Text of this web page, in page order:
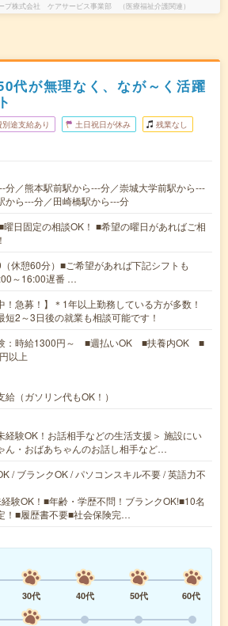
プ株式会社 ケアサービス事業部 （医療福祉介護関連）
が無理なく、なが～く活躍
別途支給あり 土日祝日が休み 残業なし
分／熊本駅前駅から---分／崇城大学前駅から---
から---分／田崎橋駅から---分
曜日固定の相談OK！ ■希望の曜日があればご相
休憩60分）■ご希望があれば下記シフトも
～16:00遅番 …
！急募！】＊1年以上勤務している方が多数！
短2～3日後の就業も相談可能です！
：時給1300円～ ■週払いOK ■扶養内OK ■
以上
給（ガソリン代もOK！）
経験OK！お話相手などの生活支援＞ 施設にい
ん・おばあちゃんのお話し相手など…
/ ブランクOK / パソコンスキル不要 / 英語力不
験OK！■年齢・学歴不問！ブランクOK!■10名
！■履歴書不要■社会保険完…
30代 40代 50代
60代